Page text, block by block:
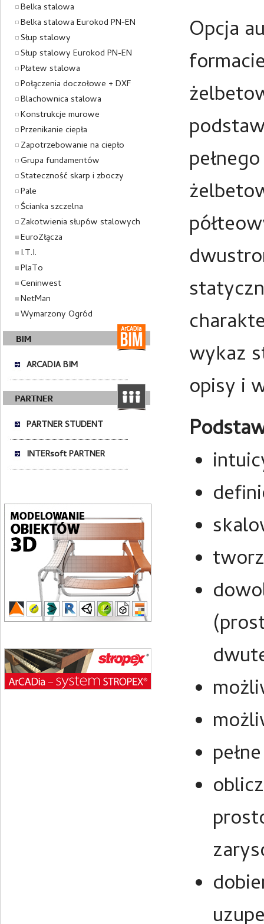
Belka stalowa
Belka stalowa Eurokod PN-EN
Słup stalowy
Słup stalowy Eurokod PN-EN
Płatew stalowa
Połączenia doczołowe + DXF
Blachownica stalowa
Konstrukcje murowe
Przenikanie ciepła
Zapotrzebowanie na ciepło
Grupa fundamentów
Stateczność skarp i zboczy
Pale
Ścianka szczelna
Zakotwienia słupów stalowych
EuroZłącza
I.T.I.
PlaTo
Ceninwest
NetMan
Wymarzony Ogród
ARCADIA BIM
PARTNER STUDENT
INTERsoft PARTNER
Opcja
wykaz
opisy i